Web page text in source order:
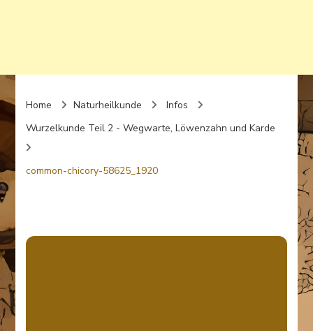
Home Naturheilkunde
Infos
Wurzelkunde Teil 2 - Wegwarte, Löwenzahn und Karde
common-chicory-58625_1920